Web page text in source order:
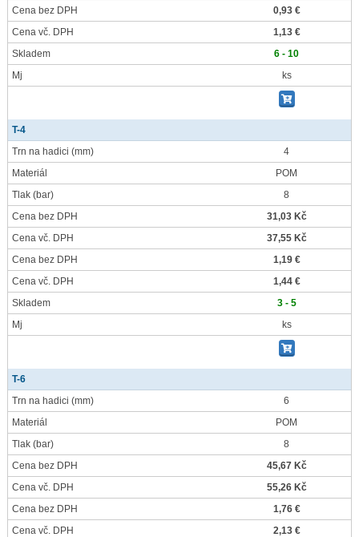
Cena bez DPH
0,93 €
Cena vč. DPH
1,13 €
Skladem
6 - 10
Mj
ks
T-4
Trn na hadici (mm)
4
Materiál
POM
Tlak (bar)
8
Cena bez DPH
31,03 Kč
Cena vč. DPH
37,55 Kč
Cena bez DPH
1,19 €
Cena vč. DPH
1,44 €
Skladem
3 - 5
Mj
ks
T-6
Trn na hadici (mm)
6
Materiál
POM
Tlak (bar)
8
Cena bez DPH
45,67 Kč
Cena vč. DPH
55,26 Kč
Cena bez DPH
1,76 €
Cena vč. DPH
2,13 €